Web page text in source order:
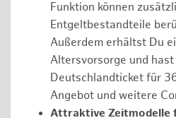
Funktion können
Entgeltbestandteile
Außerdem erhältst Du
Altersvorsorge und
Deutschlandticket für
Angebot und weitere
Attraktive Zeitmodelle